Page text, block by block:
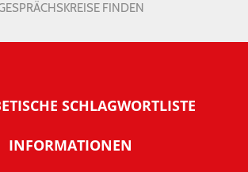
FINDEN
SCHLAGWORTLISTE
INFORMATIONEN